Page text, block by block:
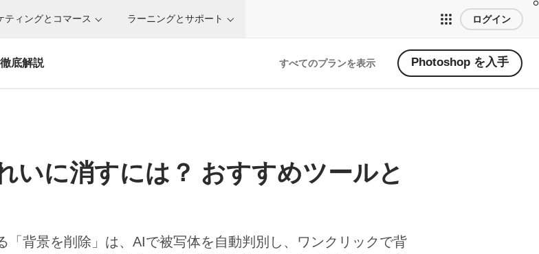
ティングとコマース ラーニングとサポート ログイン
底解説 すべてのプランを表示 Photoshop を入手
いに消すには？ おすすめツールと
「背景を削除」は、AIで被写体を自動判別し、ワンクリックで背